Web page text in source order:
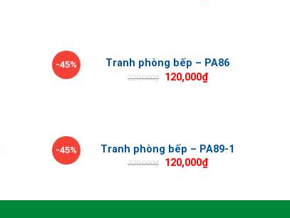
-45% Tranh phòng bếp – PA86
220,000₫ 120,000₫
-45% Tranh phòng bếp – PA89-1
220,000₫ 120,000₫